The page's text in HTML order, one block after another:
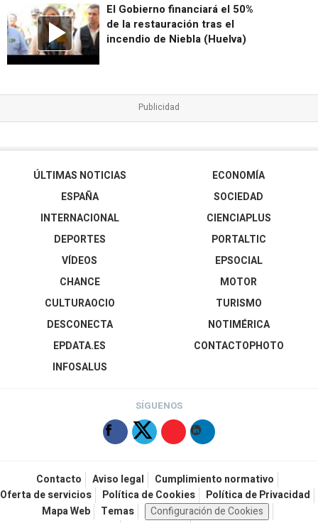
El Gobierno financiará el 50%
de la restauración tras el
incendio de Niebla (Huelva)
ÚLTIMAS NOTICIAS
ESPAÑA
INTERNACIONAL
DEPORTES
VÍDEOS
ECONOMÍA
SOCIEDAD
CIENCIAPLUS
PORTALTIC
EPSOCIAL
CHANCE
CULTURAOCIO
DESCONECTA
EPDATA.ES
INFOSALUS
MOTOR
TURISMO
NOTIMÉRICA
CONTACTOPHOTO
SÍGUENOS
Contacto Aviso legal
Cumplimiento normativo
Oferta de servicios
Política de Cookies
Política de Privacidad
Mapa Web
Temas
Configuración de Cookies